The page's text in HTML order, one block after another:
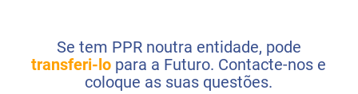
Se tem PPR noutra entidade, pode
transferi-lo para a Futuro. Contacte-nos e
coloque as suas questões.